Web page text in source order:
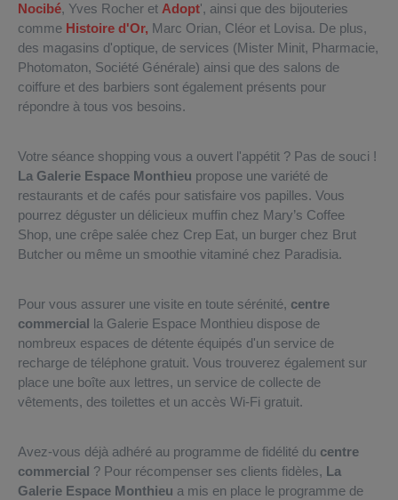
Nocibé, Yves Rocher et Adopt', ainsi que des bijouteries
comme Histoire d'Or, Marc Orian, Cléor et Lovisa. De plus,
des magasins d'optique, de services (Mister Minit, Pharmacie,
Photomaton, Société Générale) ainsi que des salons de
coiffure et des barbiers sont également présents pour
répondre à tous vos besoins.
Votre séance shopping vous a ouvert l'appétit ? Pas de souci !
La Galerie Espace Monthieu propose une variété de
restaurants et de cafés pour satisfaire vos papilles. Vous
pourrez déguster un délicieux muffin chez Mary’s Coffee
Shop, une crêpe salée chez Crep Eat, un burger chez Brut
Butcher ou même un smoothie vitaminé chez Paradisia.
Pour vous assurer une visite en toute sérénité, centre
commercial la Galerie Espace Monthieu dispose de
nombreux espaces de détente équipés d'un service de
recharge de téléphone gratuit. Vous trouverez également sur
place une boîte aux lettres, un service de collecte de
vêtements, des toilettes et un accès Wi-Fi gratuit.
Avez-vous déjà adhéré au programme de fidélité du centre
commercial ? Pour récompenser ses clients fidèles, La
Galerie Espace Monthieu a mis en place le programme de